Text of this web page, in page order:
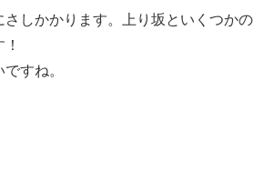
しかかります。上り坂といくつかの
すね。